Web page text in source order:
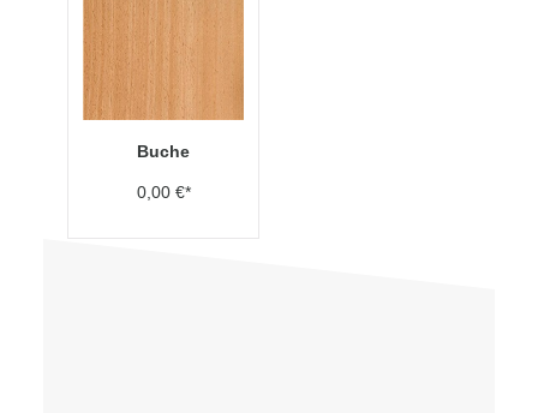
Buche
0,00 €*